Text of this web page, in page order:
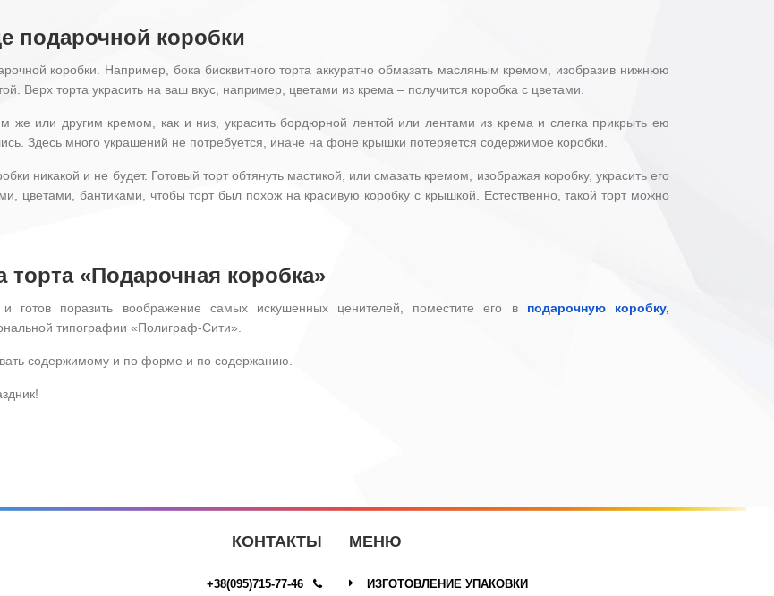
подарочной коробки
коробки. Например, бока бисквитного торта аккуратно обмазать масляным кремом, изобразив нижнюю
Верх торта украсить на ваш вкус, например, цветами из крема – получится коробка с цветами.
же или другим кремом, как и низ, украсить бордюрной лентой или лентами из крема и слегка прикрыть ею
Здесь много украшений не потребуется, иначе на фоне крышки потеряется содержимое коробки.
никакой и не будет. Готовый торт обтянуть мастикой, или смазать кремом, изображая коробку, украсить его
цветами, бантиками, чтобы торт был похож на красивую коробку с крышкой. Естественно, такой торт можно
«Подарочная коробка»
готов поразить воображение самых искушенных ценителей, поместите его в подарочную коробку,
типографии «Полиграф-Сити».
содержимому и по форме и по содержанию.
КОНТАКТЫ
+38(095)715-77-46
МЕНЮ
ИЗГОТОВЛЕНИЕ УПАКОВКИ